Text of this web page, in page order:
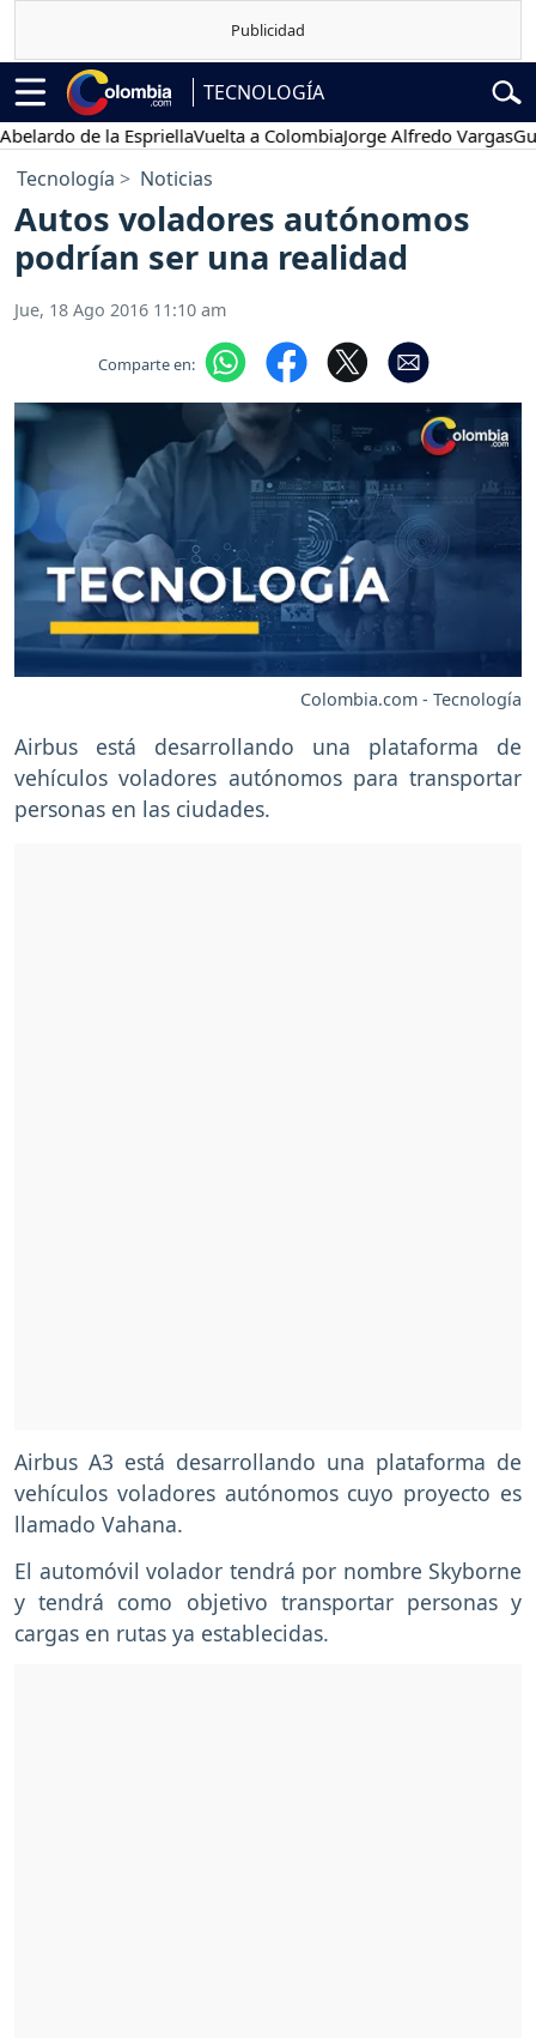
TECNOLOGÍA
de la EspriellaVuelta a ColombiaJorge Alfredo Vargas
Tecnología Noticias
Autos voladores autónomos
podrían ser una realidad
Jue, 18 Ago 2016 11:10 am
Comparte en:
Colombia.com - Tecnología
Airbus está desarrollando una plataforma de
vehículos voladores autónomos para transportar
personas en las ciudades.
Airbus A3 está desarrollando una plataforma de
vehículos voladores autónomos cuyo proyecto es
llamado Vahana.
El automóvil volador tendrá por nombre Skyborne
y tendrá como objetivo transportar personas y
cargas en rutas ya establecidas.